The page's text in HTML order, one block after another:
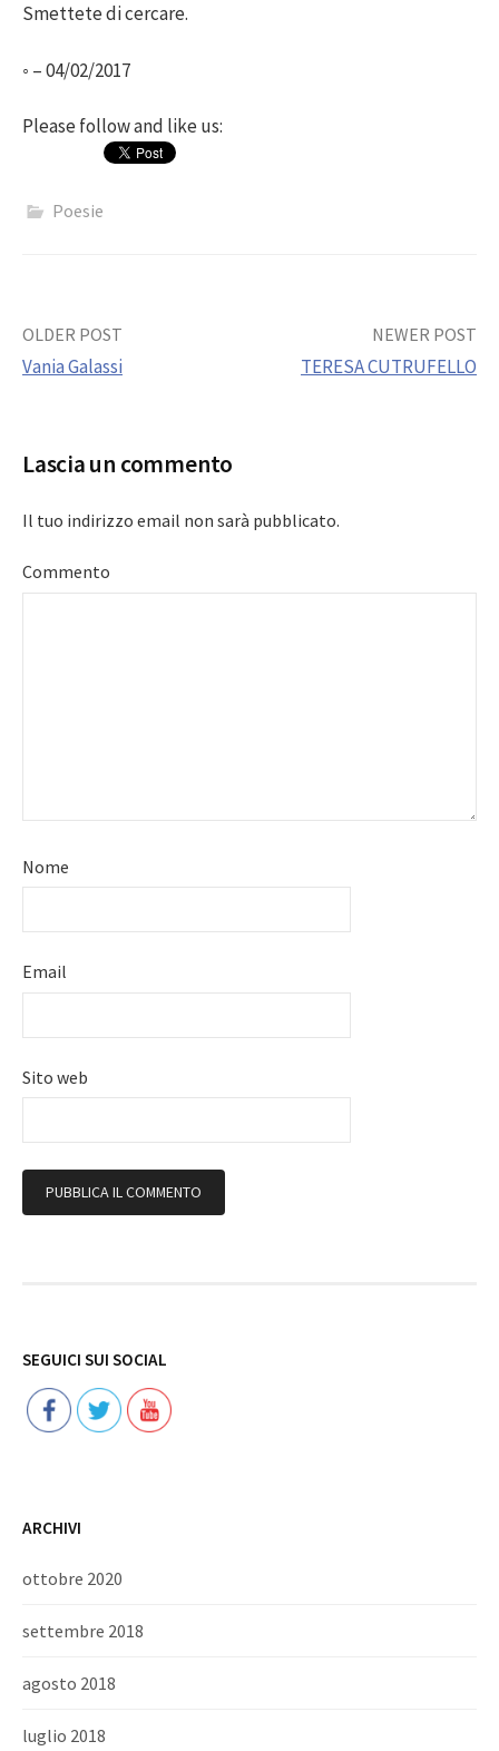
Smettete di cercare.
◦ – 04/02/2017
Please follow and like us:
Poesie
Post
OLDER POST
Vania Galassi
NEWER POST
TERESA CUTRUFELLO
Lascia un commento
Il tuo indirizzo email non sarà pubblicato.
Commento
Nome
Email
Sito web
SEGUICI SUI SOCIAL
ARCHIVI
ottobre 2020
settembre 2018
agosto 2018
luglio 2018